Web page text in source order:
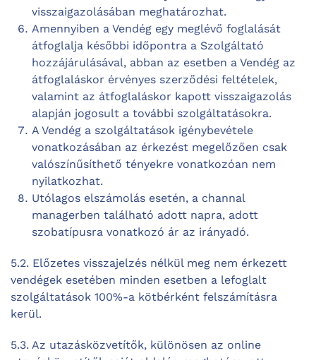
visszaigazolásában meghatározhat.
Amennyiben a Vendég egy meglévő foglalását
átfoglalja későbbi időpontra a Szolgáltató
hozzájárulásával, abban az esetben a Vendég az
átfoglaláskor érvényes szerződési feltételek,
valamint az átfoglaláskor kapott visszaigazolás
alapján jogosult a további szolgáltatásokra.
A Vendég a szolgáltatások igénybevétele
vonatkozásában az érkezést megelőzően csak
valószínűsíthető tényekre vonatkozóan nem
nyilatkozhat.
Utólagos elszámolás esetén, a channal
managerben található adott napra, adott
szobatípusra vonatkozó ár az irányadó.
5.2. Előzetes visszajelzés nélkül meg nem érkezett
vendégek esetében minden esetben a lefoglalt
szolgáltatások 100%-a kötbérként felszámításra
kerül.
5.3. Az utazásközvetítők, különösen az online